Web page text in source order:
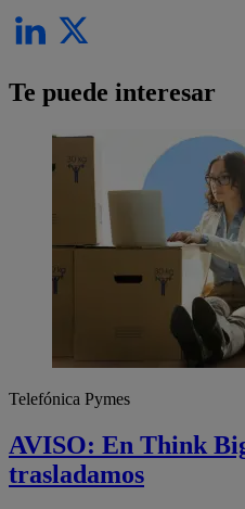
Te puede interesar
Telefónica Pymes
AVISO: En Think
trasladamos